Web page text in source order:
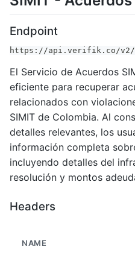
Endpoint
https://api.verifik.co/v2/
El Servicio de Acuerdos
eficiente para recuperar
relacionados con
SIMIT de Colombia. Al
detalles relevantes, los
información completa
incluyendo detalles del
resolución y montos
Headers
NAME